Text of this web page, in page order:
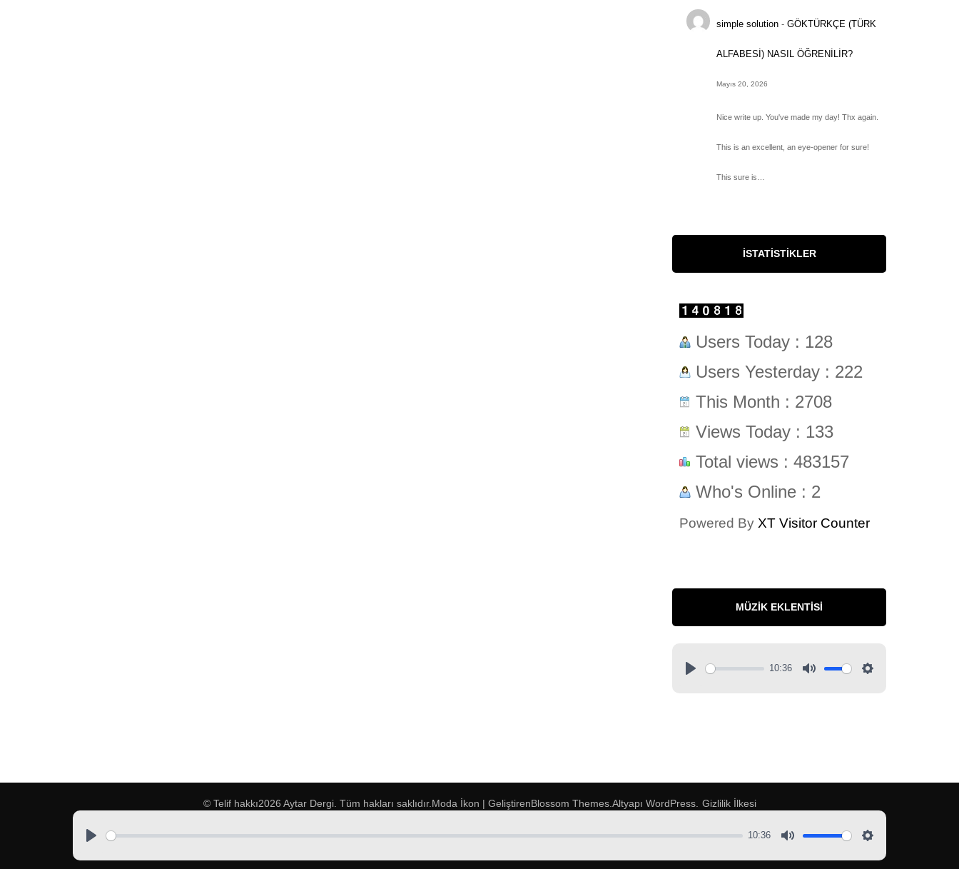
simple solution -GÖKTÜRKÇE (TÜRK
ALFABESİ) NASIL ÖĞRENİLİR?
Mayıs 20, 2026
Nice write up. You've made my day! Thx again.
This is an excellent, an eye-opener for sure!
This sure is…
İSTATISTIKLER
Users Today : 128
Users Yesterday : 222
This Month : 2708
Views Today : 133
Total views : 483157
Who's Online : 2
Powered By XT Visitor Counter
MÜZIK EKLENTISI
10:36
© Telif hakkı2026 Aytar Dergi. Tüm hakları saklıdır. Moda İkon | GeliştirenBlossom Themes.Altyapı WordPress. Gizlilik İlkesi
10:36